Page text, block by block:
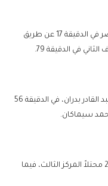
وسجل البرتغالي كريستيانو رونالدو هدفي النصر في الدقيقة 17 عن طريق
في الدقيقة 79.
وشهدت المباراة طرد لاعب ضمك الجزائري عبد القادر بدران، في الدقيقة 56
سيماكان.
ورفع النصر بهذا الفوز رصيده من النقاط الى 25 محتلاً المركز الثالث، فيما